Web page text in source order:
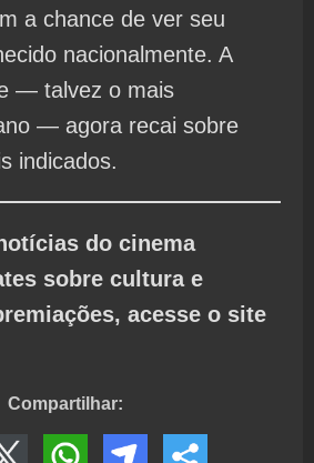
a chance de ver seu
nacionalmente. A
— talvez o mais
— agora recai sobre
indicados.
do cinema
sobre cultura e
acesse o site
Compartilhar: